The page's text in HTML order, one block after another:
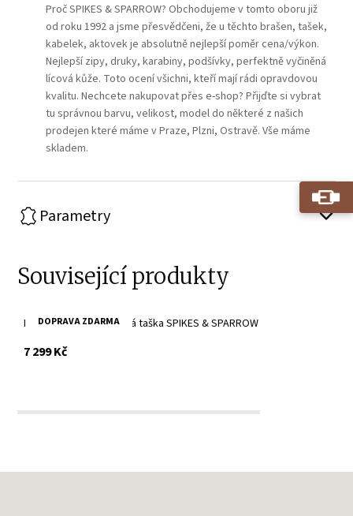
Proč SPIKES & SPARROW? Obchodujeme v tomto oboru již
od roku 1992 a jsme přesvědčeni, že u těchto brašen, tašek,
kabelek, aktovek je absolutně nejlepší poměr cena/výkon.
Nejlepší zipy, druky, karabiny, podšívky, perfektně vyčiněná
lícová kůže. Toto ocení všichni, kteří mají rádi opravdovou
kvalitu. Nechcete nakupovat přes e-shop? Přijďte si vybrat
tu správnou barvu, velikost, model do některé z našich
prodejen které máme v Praze, Plzni, Ostravě. Vše máme
skladem.
Parametry
Související produkty
DOPRAVA ZDARMA
Brandy cestovní kožená taška SPIKES & SPARROW
7 299 Kčs DPH